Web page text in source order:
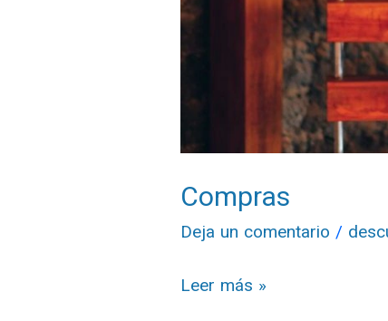
Compras
Deja un comentario /
Leer más »